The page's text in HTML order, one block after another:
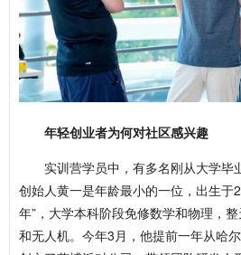
年轻创业者为何对社区感兴趣
实训营学员中，有多名刚从大学毕
创始人黄一是年龄最小的一位，出生于
年”，大学本科阶段免修数学和物理，
和无人机。今年3月，他提前一年从哈